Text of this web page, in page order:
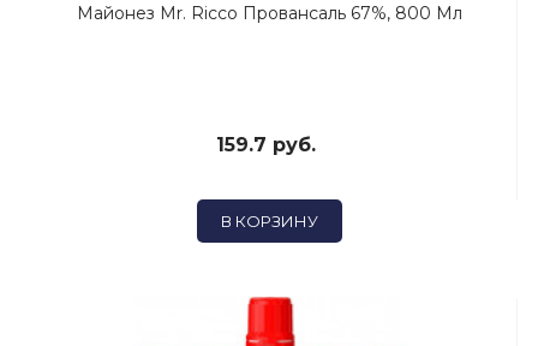
Майонез Mr. Ricco Провансаль 67%, 800 Мл
159.7 руб.
В КОРЗИНУ